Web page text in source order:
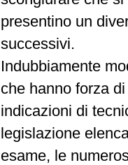
presentino un
successivi.
Indubbiamente
che hanno forza
indicazioni di
legislazione
esame, le